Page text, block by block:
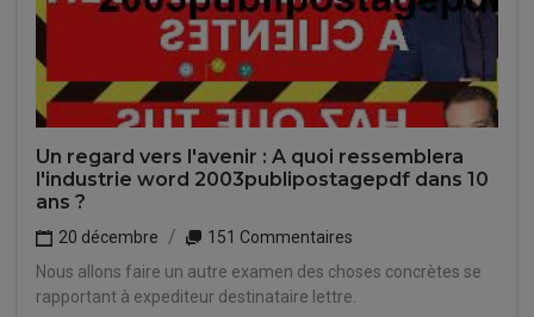
Un regard vers l'avenir : A quoi ressemblera
l'industrie word 2003publipostagepdf dans 10
ans ?
20 décembre
151 Commentaires
Nous allons faire un autre examen des choses concrètes se
rapportant à expediteur destinataire lettre.